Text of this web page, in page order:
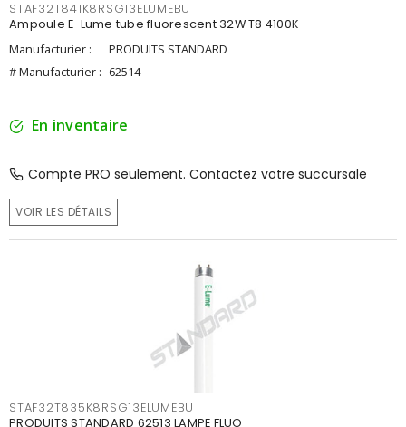
STAF32T841K8RSG13ELUMEBU
Ampoule E-Lume tube fluorescent 32W T8 4100K
Manufacturier :
PRODUITS STANDARD
# Manufacturier : 62514
En inventaire
Compte PRO seulement. Contactez votre succursale
VOIR LES DÉTAILS
STAF32T835K8RSG13ELUMEBU
PRODUITS STANDARD 62513 LAMPE FLUO